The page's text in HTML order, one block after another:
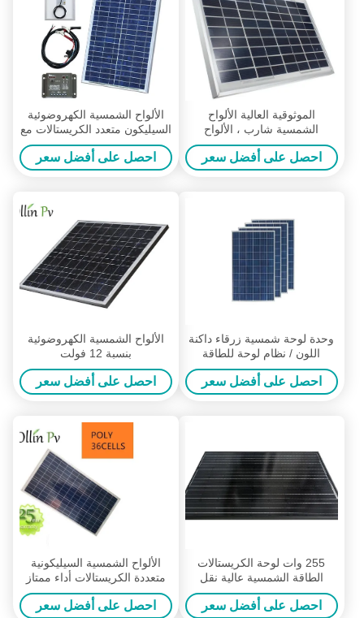
الموثوقية العالية الألواح
الشمسية شارب ، الألواح
الشمسية للطاقة الشمسية للماء
احصل على أفضل سعر
الألواح الشمسية الكهروضوئية
السيليكون متعدد الكريستالات مع
الاستقرار الناتج طويل الأجل
احصل على أفضل سعر
وحدة لوحة شمسية زرقاء داكنة
اللون / نظام لوحة للطاقة
الشمسية الزجاج المقسى
احصل على أفضل سعر
الألواح الشمسية الكهروضوئية
بنسبة 12 فولت
احصل على أفضل سعر
255 وات لوحة الكريستالات
الطاقة الشمسية عالية نقل
الحديد منخفض خفف من مادة
الزجاج
احصل على أفضل سعر
الألواح الشمسية السيليكونية
متعددة الكريستالات أداء ممتاز
للظروف القاسية
احصل على أفضل سعر